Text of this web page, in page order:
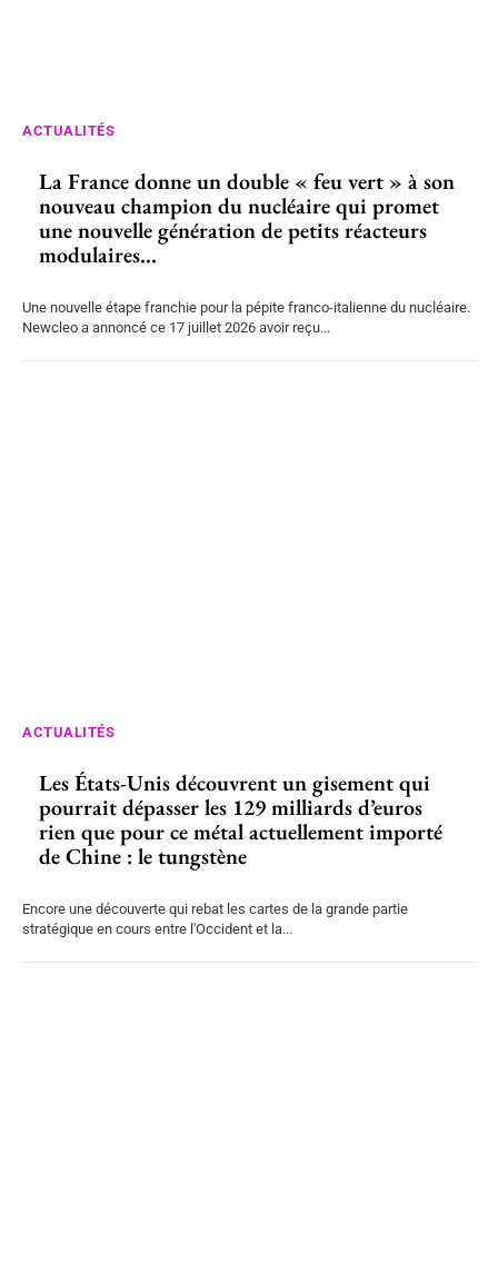
ACTUALITÉS
La France donne un double « feu vert » à son
nouveau champion du nucléaire qui promet
une nouvelle génération de petits réacteurs
modulaires...
Une nouvelle étape franchie pour la pépite franco-italienne du nucléaire.
Newcleo a annoncé ce 17 juillet 2026 avoir reçu...
ACTUALITÉS
Les États-Unis découvrent un gisement qui
pourrait dépasser les 129 milliards d’euros
rien que pour ce métal actuellement importé
de Chine : le tungstène
Encore une découverte qui rebat les cartes de la grande partie
stratégique en cours entre l'Occident et la...